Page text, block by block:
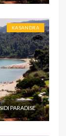
KASANDRA
PARADISE